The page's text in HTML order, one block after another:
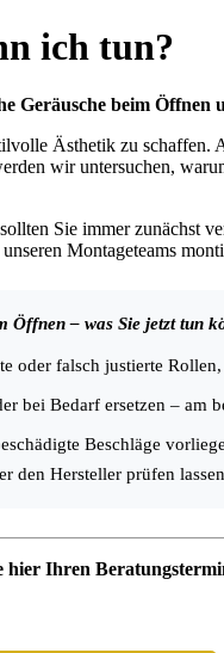
ich tun?
Geräusche beim Öffnen
Ästhetik zu schaffen.
wir untersuchen,
Sie immer zunächst
Montageteams
Öffnen – was Sie jetzt tun
oder falsch justierte
bei Bedarf ersetzen – am
Beschläge
den Hersteller prüfen
hier Ihren